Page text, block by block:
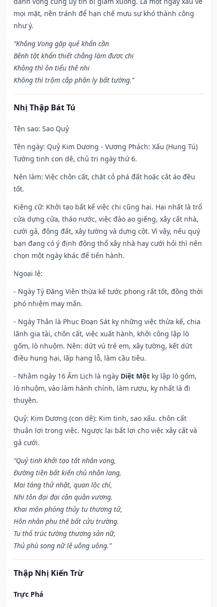
mọi mặt, nên tránh để hạn chế mưu sự khó thành công
như ý.
“Không Vong gặp quẻ khẩn cần
Bệnh tật khẩn thiết chẳng làm được chi
Không thì ôn tiểu thê nhi
Không thì trộm cắp phân ly bất tường.”
Nhị Thập Bát Tú
Tên sao: Sao Quỷ
Tên ngày: Quỷ Kim Dương - Vương Phách: Xấu (Hung Tú)
Tướng tinh con dê, chủ trị ngày thứ 6.
Nên làm: Việc chôn cất, chặt cỏ phá đất hoặc cắt áo đều
tốt.
Kiêng cữ: Khởi tạo bất kể việc chi cũng hại. Hại nhất là trổ
cửa dựng cửa, tháo nước, việc đào ao giếng, xây cất nhà,
cưới gả, động đất, xây tường và dựng cột. Vì vậy, nếu quý
bạn đang có ý định động thổ xây nhà hay cưới hỏi thì nên
chọn một ngày khác để tiến hành.
Ngoại lệ:
- Ngày Tý Đăng Viên thừa kế tước phong rất tốt, đồng thời
phó nhiệm may mắn.
- Ngày Thân là Phục Đoạn Sát kỵ những việc thừa kế, chia
lãnh gia tài, chôn cất, việc xuất hành, khởi công lập lò
gốm, lò nhuộm. Nên: dứt vú trẻ em, xây tường, kết dứt
điều hung hại, lấp hang lỗ, làm cầu tiêu.
- Nhằm ngày 16 Âm Lịch là ngày Diệt Một kỵ lập lò gốm,
lò nhuộm, vào làm hành chính, làm rượu, kỵ nhất là đi
thuyền.
Quỷ: Kim Dương (con dê): Kim tinh, sao xấu. chôn cất
thuận lợi trong việc. Ngược lại bất lợi cho việc xây cất và
gả cưới.
“Quỷ tinh khởi tạo tất nhân vong,
Đường tiền bất kiến chủ nhân lang,
Mai táng thử nhật, quan lộc chí,
Nhi tôn đại đại cận quân vương.
Khai môn phóng thủy tu thương tử,
Hôn nhân phu thê bất cửu trường.
Tu thổ trúc tường thương sản nữ,
Thủ phù song nữ lệ uông uông.”
Thập Nhị Kiến Trừ
Trực Phá